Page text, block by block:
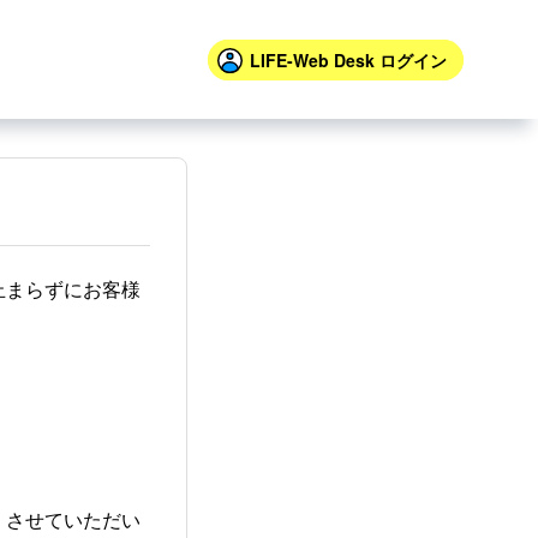
LIFE-Web Desk ログイン
らずにお客様
せていただい